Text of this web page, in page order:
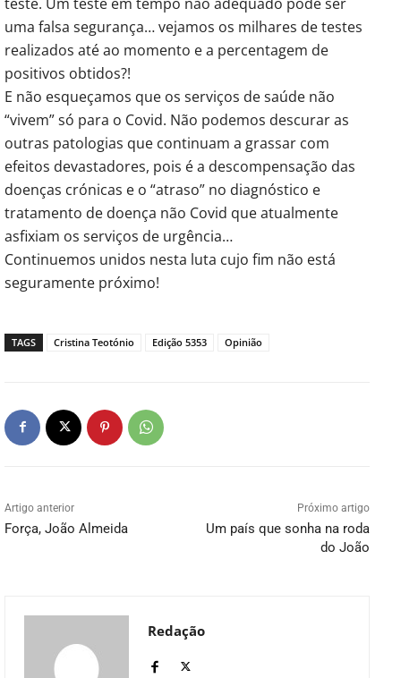
uma falsa segurança… vejamos os milhares de testes
realizados até ao momento e a percentagem de
positivos obtidos?!
E não esqueçamos que os serviços de saúde não
“vivem” só para o Covid. Não podemos descurar as
outras patologias que continuam a grassar com
efeitos devastadores, pois é a descompensação das
doenças crónicas e o “atraso” no diagnóstico e
tratamento de doença não Covid que atualmente
asfixiam os serviços de urgência…
Continuemos unidos nesta luta cujo fim não está
seguramente próximo!
TAGS Cristina Teotónio Edição 5353 Opinião
Artigo anterior
Força, João Almeida
Próximo artigo
Um país que sonha na roda
do João
Redação